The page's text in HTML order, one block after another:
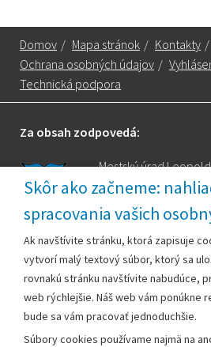
Skôr ako začneme:
spracovania vašich
Ak navštívite stránku, ktorá zapisuje
vytvorí malý textový súbor, ktorý sa
rovnakú stránku navštívite nabudúce,
web rýchlejšie. Náš web vám ponúkne
bude sa vám pracovať jednoduchšie.
Súbory cookies používame najmä na
Domov / Mapa stránok / Kontakty /
Ochrana osobných údajov /
Technická podpora
Za obsah zodpovedá:
Mestský úrad
Hlohovská cesta
920 41 Leopoldov
Kontakt:
Telefón:+42133/285 27 11
Email: mesto@leopoldov.sk
Sekretariát: sekretariat@leopoldov.sk